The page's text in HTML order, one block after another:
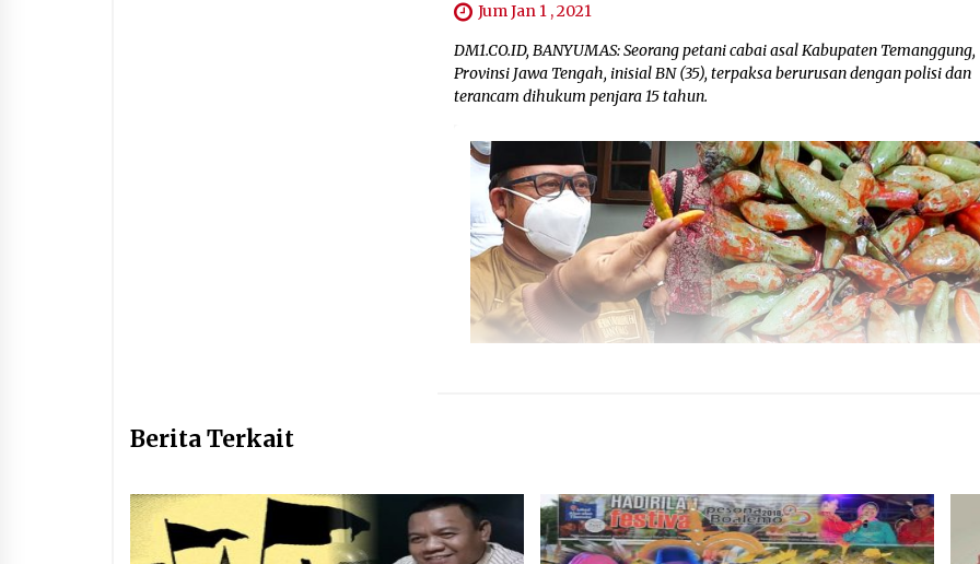
Jum Jan 1 , 2021
DM1.CO.ID, BANYUMAS: Seorang petani cabai asal Kabupaten Temanggung,
Provinsi Jawa Tengah, inisial BN (35), terpaksa berurusan dengan polisi dan
terancam dihukum penjara 15 tahun.
Berita Terkait